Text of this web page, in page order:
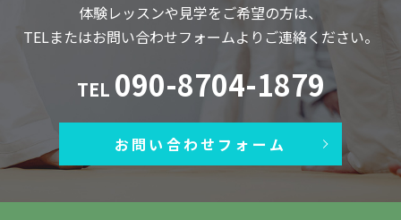
体験レッスンや見学をご希望の方は、
TELまたはお問い合わせフォームよりご連絡ください。
TEL 090-8704-1879
お問い合わせフォーム